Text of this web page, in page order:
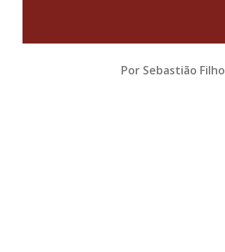
Por Sebastião Filho